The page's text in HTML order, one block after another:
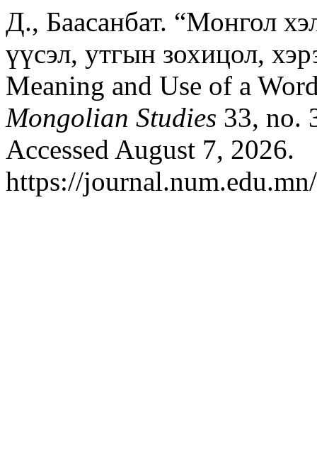
Д., Баасанбат. “Монгол
үүсэл, утгын зохицол,
Meaning and Use of a
Mongolian Studies 33, no.
Accessed August 7, 2026.
https://